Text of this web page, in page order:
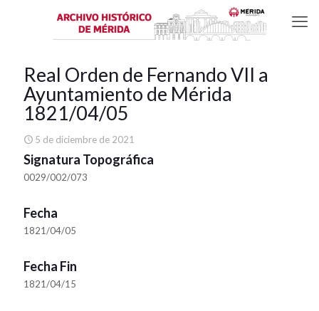
Real Orden de Fernando VII a
Ayuntamiento de Mérida
1821/04/05
5 de diciembre de 2021
Signatura Topográfica
0029/002/073
Fecha
1821/04/05
Fecha Fin
1821/04/15